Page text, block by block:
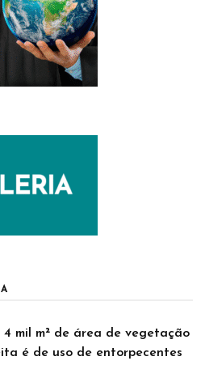
4 mil m² de área de vegetação
é de uso de entorpecentes